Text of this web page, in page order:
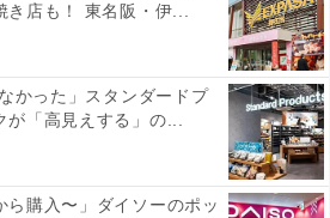
店も！ 東名阪・伊...
かった」スタンダードプ
「高見えする」の...
ら購入〜」ダイソーのポッ